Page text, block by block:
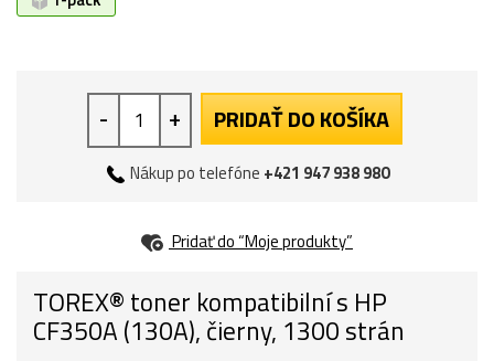
- + PRIDAŤ DO KOŠÍKA
Nákup po telefóne +421 947 938 980
Pridať do “Moje produkty”
TOREX® toner kompatibilní s HP
CF350A (130A), čierny, 1300 strán